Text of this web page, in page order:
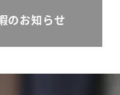
のお知らせ